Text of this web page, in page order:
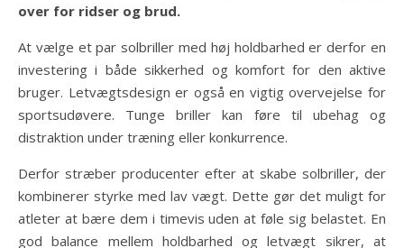
over for ridser og brud.
At vælge et par solbriller med høj holdbarhed er derfor en
investering i både sikkerhed og komfort for den aktive
bruger. Letvægtsdesign er også en vigtig overvejelse for
sportsudøvere. Tunge briller kan føre til ubehag og
distraktion under træning eller konkurrence.
Derfor stræber producenter efter at skabe solbriller, der
kombinerer styrke med lav vægt. Dette gør det muligt for
atleter at bære dem i timevis uden at føle sig belastet. En
god balance mellem holdbarhed og letvægt sikrer, at